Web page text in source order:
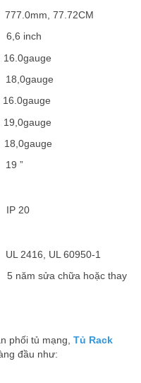
777.0mm, 77.72CM
6,6 inch
16.0gauge
18,0gauge
16.0gauge
19,0gauge
18,0gauge
19 ”
IP 20
UL 2416, UL 60950-1
5 năm sửa chữa hoặc thay
phối tủ mạng, Tủ Rack
đầu như: